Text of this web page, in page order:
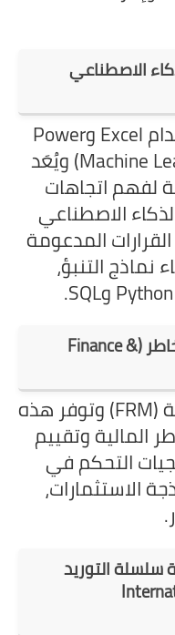
الاصطناعي
دورات التحليل البياني باستخدام Excel وPower
BI ودورات تعلم الآلة (Machine Learning) ويُعَد
لفهم اتجاهات
الاصطناعي
المدعومة
نماذج التنبؤ،
كورسات التمويل وإدارة المخاطر (Finance &
شهادة مدير المخاطر المالية (FRM) وتوفر هذه
المالية وتقييم
التحكم في
الاستثمارات،
سلسلة التوريد